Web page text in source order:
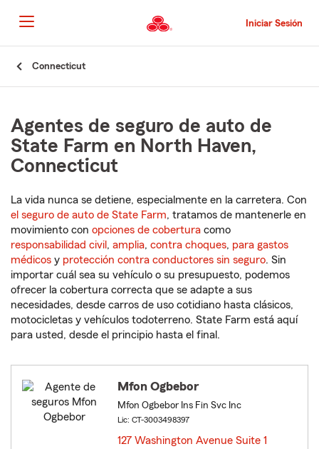
al
contenido
principal
Iniciar Sesión
Connecticut
Agentes de seguro de auto de
State Farm en North Haven,
Connecticut
La vida nunca se detiene, especialmente en la carretera. Con
el seguro de auto de State Farm, tratamos de mantenerle en
movimiento con opciones de cobertura como
responsabilidad civil , amplia, contra choques, para gastos
médicos y protección contra conductores sin seguro. Sin
importar cuál sea su vehículo o su presupuesto, podemos
ofrecer la cobertura correcta que se adapte a sus
necesidades, desde carros de uso cotidiano hasta clásicos,
motocicletas y vehículos todoterreno. State Farm está aquí
para usted, desde el principio hasta el final.
Mfon Ogbebor
Mfon Ogbebor Ins Fin Svc Inc
Lic: CT-3003498397
127 Washington Avenue Suite 1